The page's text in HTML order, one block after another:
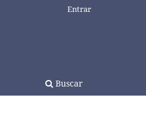
Buscar
Entrar